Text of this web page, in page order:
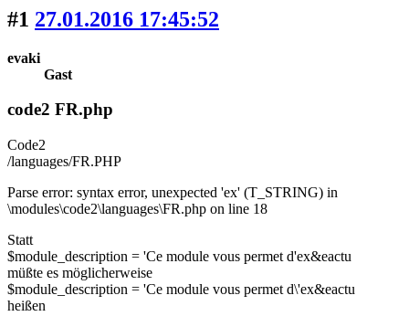
#1 27.01.2016 17:45:52
evaki
Gast
code2 FR.php
Code2
/languages/FR.PHP
Parse error: syntax error, unexpected 'ex' (T_STRING) in
\modules\code2\languages\FR.php on line 18
Statt
$module_description = 'Ce module vous permet d'ex&eactu
müßte es möglicherweise
$module_description = 'Ce module vous permet d\'ex&eactu
heißen